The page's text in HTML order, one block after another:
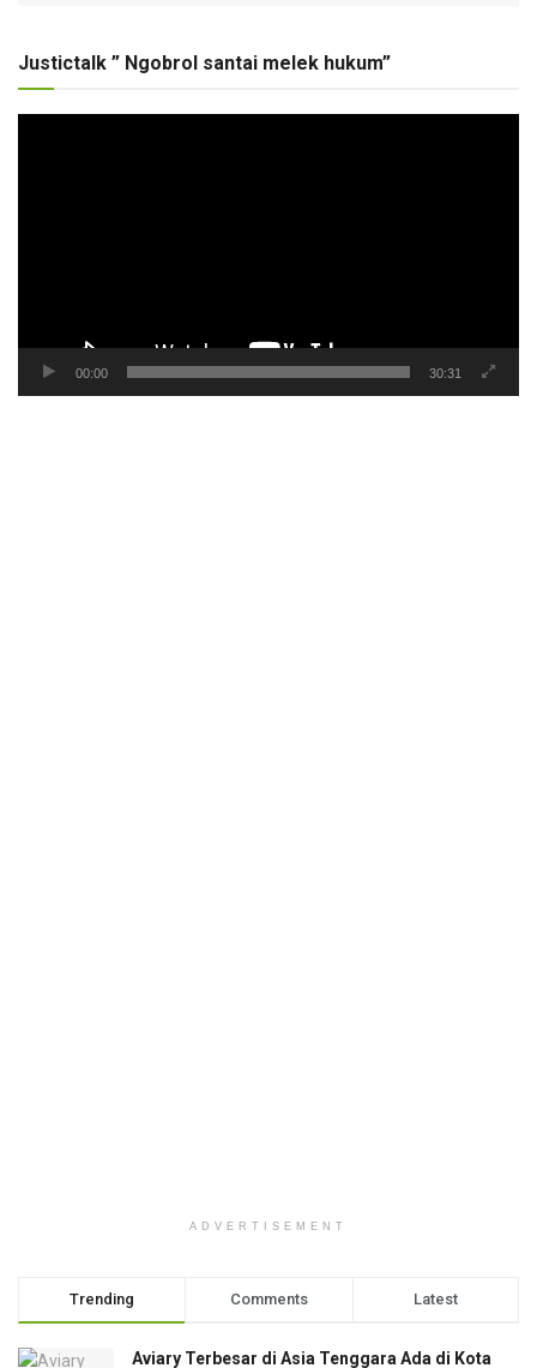
Justictalk ” Ngobrol santai melek hukum”
00:00 30:31
ADVERTISEMENT
Trending Comments Latest
Aviary Terbesar di Asia Tenggara Ada di Kota